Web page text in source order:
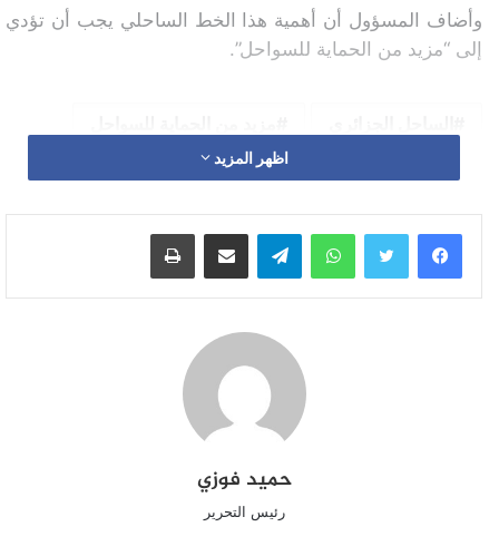
وأضاف المسؤول أن أهمية هذا الخط الساحلي يجب أن تؤدي
إلى “مزيد من الحماية للسواحل”.
اظهر المزيد
واتساب تيلقرام مشاركة عبر البريد طباعة
حميد فوزي
رئيس التحرير